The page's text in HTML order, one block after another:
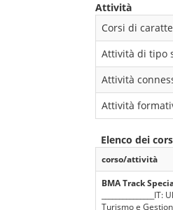
Attività
Corsi di
Attività di tipo
Attività
Attività
Elenco dei
corso/attività
BMA Track
Turismo e